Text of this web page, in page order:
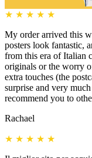
★ ★ ★ ★ ★
My order arrived this
posters look fantastic,
from this era of Italian
originals or the worry
extra touches (the
surprise and very
recommend you to
Rachael
★ ★ ★ ★ ★